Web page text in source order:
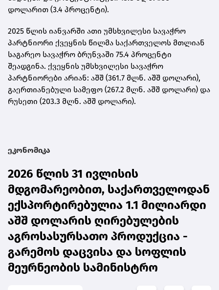
დოლარით (3.4 პროცენტი).
2025 წლის იანვარში ათი უმსხვილესი სავაჭრო
პარტნიორი ქვეყნის წილმა საქართველოს მთლიან
საგარეო სავაჭრო ბრუნვაში 75.4 პროცენტი
შეადგინა. ქვეყნის უმსხვილესი სავაჭრო
პარტნიორები არიან: აშშ (361.7 მლნ. აშშ დოლარი),
გაერთიანებული სამეფო (267.2 მლნ. აშშ დოლარი) და
რუსეთი (203.3 მლნ. აშშ დოლარი).
ეკონომიკა
2026 წლის 31 ივლისის
მდგომარეობით, საქართველოდან
ექსპორტირებულია 1.1 მილიარდი
აშშ დოლარის ღირებულების
აგროსასურსათო პროდუქცია -
გარემოს დაცვისა და სოფლის
მეურნეობის სამინისტრო